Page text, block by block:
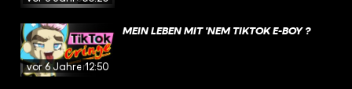
vor 6 Jahren12:50
MEIN LEBEN MIT 'NEM TIKTOK E-BOY ?